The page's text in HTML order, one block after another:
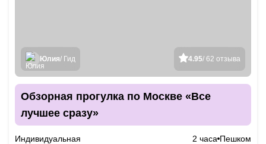
4.95/ 62 отзыва
Юлия/ Гид
Обзорная прогулка по Москве «Все
лучшее сразу»
Индивидуальная 2 часа Пешком